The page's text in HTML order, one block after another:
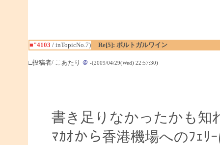
■"4103 / inTopicNo.7) Re[5]: ポルトガルワイン
□投稿者/ こあたり ＠ -(2009/04/29(Wed) 22:57:30)
書き足りなかったかも知
ﾏｶｵから香港機場へのﾌｪﾘ